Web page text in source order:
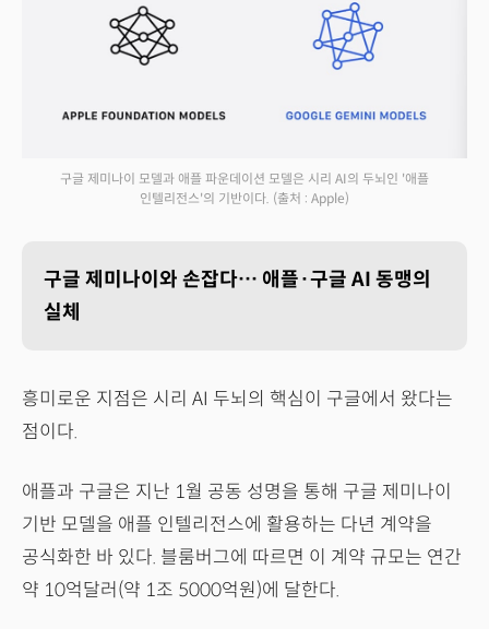
구글 제미나이 모델과 애플 파운데이션 모델은 시리 AI의 두뇌인 '애플
인텔리전스'의 기반이다. (출처 : Apple)
구글 제미나이와 손잡다… 애플·구글 AI 동맹의
실체
흥미로운 지점은 시리 AI 두뇌의 핵심이 구글에서 왔다는
점이다.
애플과 구글은 지난 1월 공동 성명을 통해 구글 제미나이
기반 모델을 애플 인텔리전스에 활용하는 다년 계약을
공식화한 바 있다. 블룸버그에 따르면 이 계약 규모는 연간
약 10억달러(약 1조 5000억원)에 달한다.